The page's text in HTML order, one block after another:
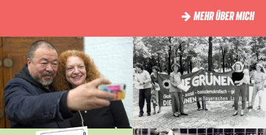
MEHR ÜBER MICH